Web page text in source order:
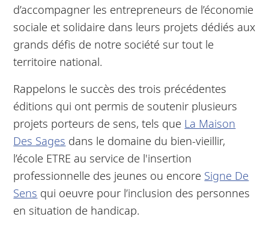
d’accompagner les entrepreneurs de l’économie
sociale et solidaire dans leurs projets dédiés aux
grands défis de notre société sur tout le
territoire national.
Rappelons le succès des trois précédentes
éditions qui ont permis de soutenir plusieurs
projets porteurs de sens, tels que La Maison
Des Sages dans le domaine du bien-vieillir,
l’école ETRE au service de l'insertion
professionnelle des jeunes ou encore Signe De
Sens qui oeuvre pour l’inclusion des personnes
en situation de handicap.